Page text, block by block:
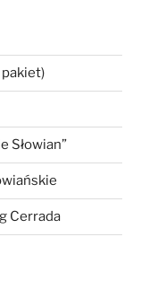
Słowian”
Cerrada